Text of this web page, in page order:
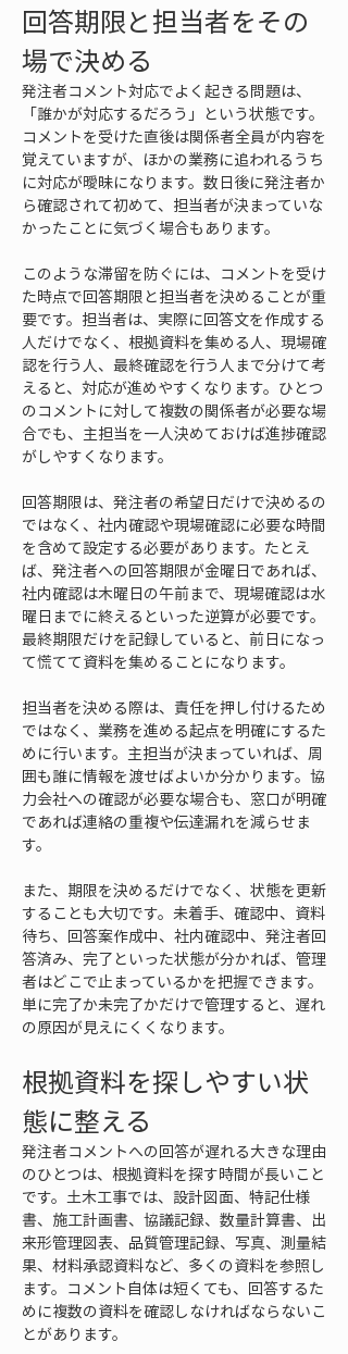
回答期限と担当者をその
場で決める
発注者コメント対応でよく起きる問題は、
「誰かが対応するだろう」という状態です。
コメントを受けた直後は関係者全員が内容を
覚えていますが、ほかの業務に追われるうち
に対応が曖昧になります。数日後に発注者か
ら確認されて初めて、担当者が決まっていな
かったことに気づく場合もあります。
このような滞留を防ぐには、コメントを受け
た時点で回答期限と担当者を決めることが重
要です。担当者は、実際に回答文を作成する
人だけでなく、根拠資料を集める人、現場確
認を行う人、最終確認を行う人まで分けて考
えると、対応が進めやすくなります。ひとつ
のコメントに対して複数の関係者が必要な場
合でも、主担当を一人決めておけば進捗確認
がしやすくなります。
回答期限は、発注者の希望日だけで決めるの
ではなく、社内確認や現場確認に必要な時間
を含めて設定する必要があります。たとえ
ば、発注者への回答期限が金曜日であれば、
社内確認は木曜日の午前まで、現場確認は水
曜日までに終えるといった逆算が必要です。
最終期限だけを記録していると、前日になっ
て慌てて資料を集めることになります。
担当者を決める際は、責任を押し付けるため
ではなく、業務を進める起点を明確にするた
めに行います。主担当が決まっていれば、周
囲も誰に情報を渡せばよいか分かります。協
力会社への確認が必要な場合も、窓口が明確
であれば連絡の重複や伝達漏れを減らせま
す。
また、期限を決めるだけでなく、状態を更新
することも大切です。未着手、確認中、資料
待ち、回答案作成中、社内確認中、発注者回
答済み、完了といった状態が分かれば、管理
者はどこで止まっているかを把握できます。
単に完了か未完了かだけで管理すると、遅れ
の原因が見えにくくなります。
根拠資料を探しやすい状
態に整える
発注者コメントへの回答が遅れる大きな理由
のひとつは、根拠資料を探す時間が長いこと
です。土木工事では、設計図面、特記仕様
書、施工計画書、協議記録、数量計算書、出
来形管理図表、品質管理記録、写真、測量結
果、材料承認資料など、多くの資料を参照し
ます。コメント自体は短くても、回答するた
めに複数の資料を確認しなければならないこ
とがあります。